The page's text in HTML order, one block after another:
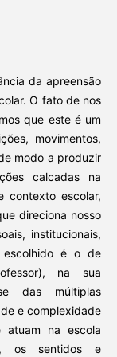
da apreensão
O fato de nos
que este é um
movimentos,
modo a produzir
calcadas na
contexto escolar,
direciona nosso
institucionais,
escolhido é o de
na sua
das múltiplas
e complexidade
atuam na escola
os sentidos e